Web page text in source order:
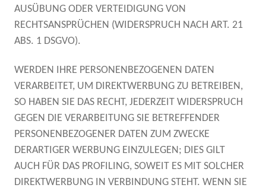
AUSÜBUNG ODER VERTEIDIGUNG VON
RECHTSANSPRÜCHEN (WIDERSPRUCH NACH ART. 21
ABS. 1 DSGVO).
WERDEN IHRE PERSONENBEZOGENEN DATEN
VERARBEITET, UM DIREKTWERBUNG ZU BETREIBEN,
SO HABEN SIE DAS RECHT, JEDERZEIT WIDERSPRUCH
GEGEN DIE VERARBEITUNG SIE BETREFFENDER
PERSONENBEZOGENER DATEN ZUM ZWECKE
DERARTIGER WERBUNG EINZULEGEN; DIES GILT
AUCH FÜR DAS PROFILING, SOWEIT ES MIT SOLCHER
DIREKTWERBUNG IN VERBINDUNG STEHT. WENN SIE